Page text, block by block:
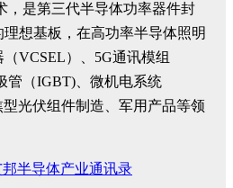
，是第三代半导体功率器件封
想基板，在高功率半导体照明
VCSEL）、5G通讯模组
管（IGBT)、微机电系统
型光伏组件制造、军用产品等领
半导体产业通讯录